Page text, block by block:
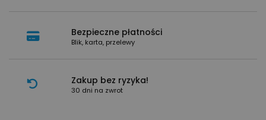
Bezpieczne płatności
Blik, karta, przelewy
Zakup bez ryzyka!
30 dni na zwrot